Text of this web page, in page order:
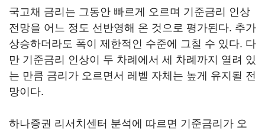
국고채 금리는 그동안 빠르게 오르며 기준금리 인상
전망을 어느 정도 선반영해 온 것으로 평가된다. 추가
상승하더라도 폭이 제한적인 수준에 그칠 수 있다. 다
만 기준금리 인상이 두 차례에서 세 차례까지 열려 있
는 만큼 금리가 오르면서 레벨 자체는 높게 유지될 전
망이다.
하나증권 리서치센터 분석에 따르면 기준금리가 오